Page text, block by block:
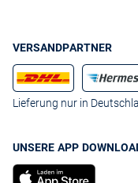
VERSANDPARTNER
Lieferung nur in
UNSERE APP